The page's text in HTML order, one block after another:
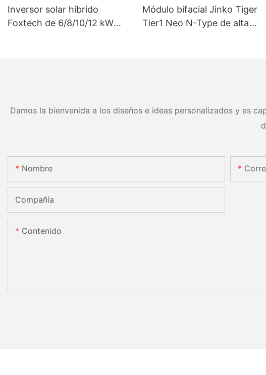
Inversor solar híbrido
Foxtech de 6/8/10/12 kW
Módulo bifacial Jinko Tiger
Tier1 Neo N-Type de alta
Damos la bienvenida a los diseños e ideas personalizados y es
Nombre
Compañía
Contenido